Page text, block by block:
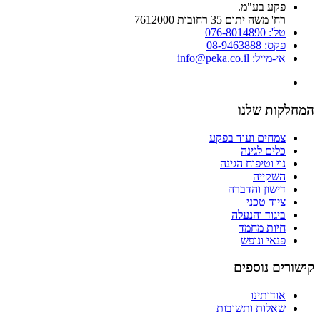
פקע בע"מ.
רח' משה יתום 35 רחובות 7612000
טל': 076-8014890
פקס: 08-9463888
אי-מייל: info@peka.co.il
המחלקות שלנו
צמחים ועוד בפקע
כלים לגינה
נוי וטיפוח הגינה
השקייה
דישון והדברה
ציוד טכני
ביגוד והנעלה
חיות מחמד
פנאי ונופש
קישורים נוספים
אודותינו
שאלות ותשובות